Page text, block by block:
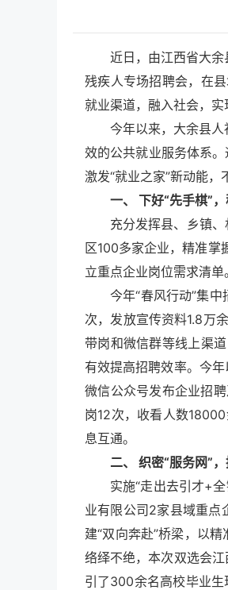
近日，由江西省大
残疾人专场招聘会，在
就业渠道，融入社会，实
今年以来，大余县
效的公共就业服务体系。
激发“就业之家”新动能，
一、 下好“先手棋”
充分发挥县、乡镇
区100多家企业，精准掌
立重点企业岗位需求清
今年“春风行动”集
次，发放宣传资料1.8万
带岗和微信群等线上渠
有效提高招聘效率。今
微信公众号发布企业招
岗12次，收看人数
息互通。
二、 织密“服务网”
实施“走出去引才+
业有限公司2家县域重点
建“双向奔赴”桥梁，以
络绎不绝，本次双选会
引了300余名高校毕业